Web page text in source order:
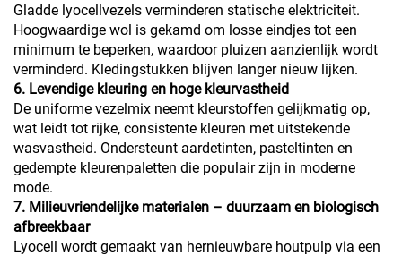
Gladde lyocellvezels verminderen statische elektriciteit.
Hoogwaardige wol is gekamd om losse eindjes tot een
minimum te beperken, waardoor pluizen aanzienlijk wordt
verminderd. Kledingstukken blijven langer nieuw lijken.
6. Levendige kleuring en hoge kleurvastheid
De uniforme vezelmix neemt kleurstoffen gelijkmatig op,
wat leidt tot rijke, consistente kleuren met uitstekende
wasvastheid. Ondersteunt aardetinten, pasteltinten en
gedempte kleurenpaletten die populair zijn in moderne
mode.
7. Milieuvriendelijke materialen – duurzaam en biologisch
afbreekbaar
Lyocell wordt gemaakt van hernieuwbare houtpulp via een